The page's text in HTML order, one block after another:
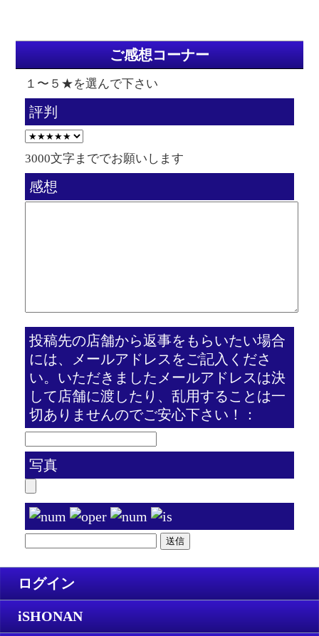
ご感想コーナー
１〜５★を選んで下さい
評判
3000文字まででお願いします
感想
投稿先の店舗から返事をもらいたい場合
には、メールアドレスをご記入くださ
い。いただきましたメールアドレスは決
して店舗に渡したり、乱用することは一
切ありませんのでご安心下さい！：
写真
ログイン
iSHONAN